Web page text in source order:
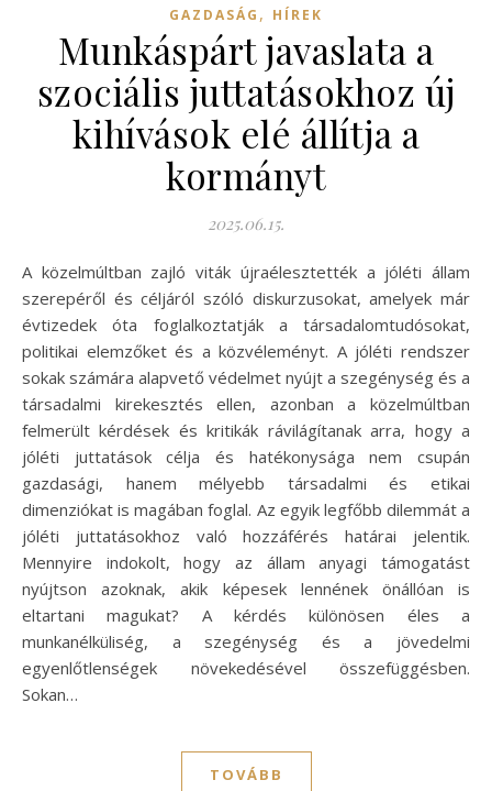
GAZDASÁG , HÍREK
Munkáspárt javaslata a
szociális juttatásokhoz új
kihívások elé állítja a
kormányt
2025.06.15.
A közelmúltban zajló viták újraélesztették a jóléti állam
szerepéről és céljáról szóló diskurzusokat, amelyek már
évtizedek óta foglalkoztatják a társadalomtudósokat,
politikai elemzőket és a közvéleményt. A jóléti rendszer
sokak számára alapvető védelmet nyújt a szegénység és a
társadalmi kirekesztés ellen, azonban a közelmúltban
felmerült kérdések és kritikák rávilágítanak arra, hogy a
jóléti juttatások célja és hatékonysága nem csupán
gazdasági, hanem mélyebb társadalmi és etikai
dimenziókat is magában foglal. Az egyik legfőbb dilemmát a
jóléti juttatásokhoz való hozzáférés határai jelentik.
Mennyire indokolt, hogy az állam anyagi támogatást
nyújtson azoknak, akik képesek lennének önállóan is
eltartani magukat? A kérdés különösen éles a
munkanélküliség, a szegénység és a jövedelmi
egyenlőtlenségek növekedésével összefüggésben.
Sokan…
TOVÁBB